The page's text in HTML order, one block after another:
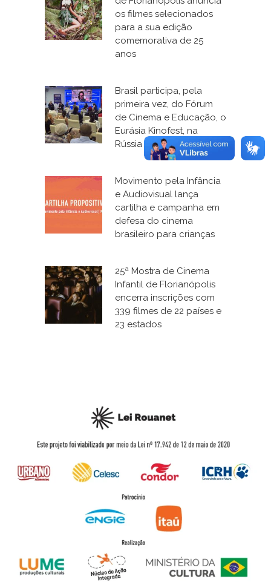
os filmes selecionados
para a sua edição
comemorativa de 25
anos
Brasil participa, pela
primeira vez, do Fórum
de Cinema e Educação, o
Eurásia Kinofest, na
Rússia
Movimento pela Infância
e Audiovisual lança
cartilha e campanha em
defesa do cinema
brasileiro para crianças
25ª Mostra de Cinema
Infantil de Florianópolis
encerra inscrições com
339 filmes de 22 países e
23 estados